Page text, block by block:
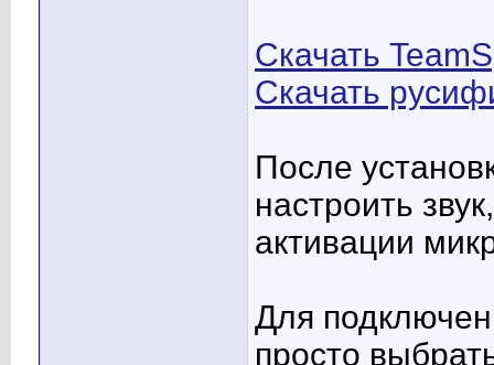
Скачать
Скачать
После
настроить
активации
Для
просто